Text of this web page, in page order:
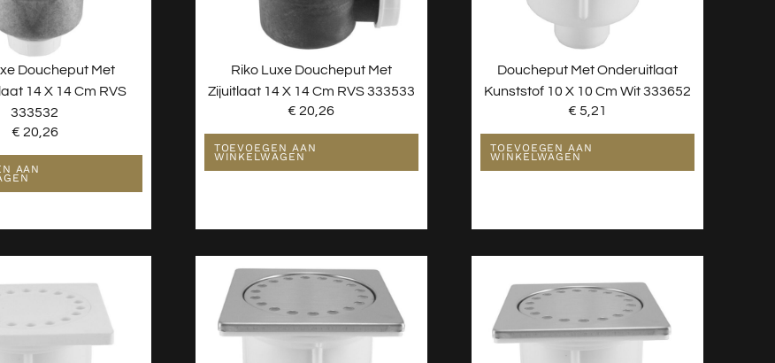
Doucheput Met
14 X 14 Cm RVS
333532
€ 20,26
AAN
Riko Luxe Doucheput Met
Zijuitlaat 14 X 14 Cm RVS 333533
€ 20,26
TOEVOEGEN AAN
WINKELWAGEN
Doucheput Met Onderuitlaat
Kunststof 10 X 10 Cm Wit 333652
€ 5,21
TOEVOEGEN AAN
WINKELWAGEN